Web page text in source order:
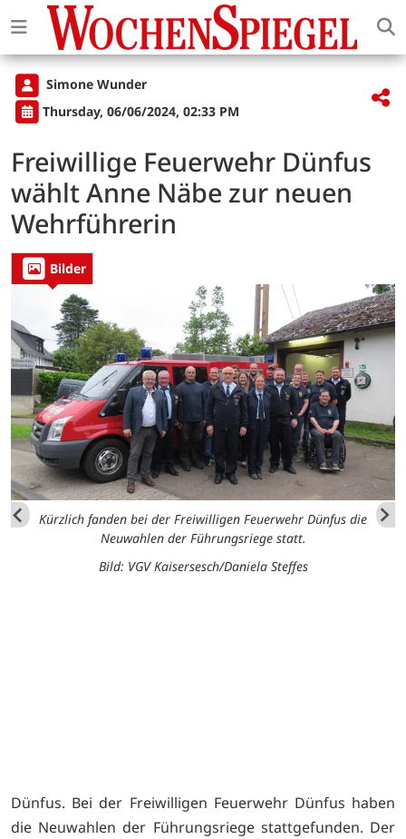
Simone Wunder
Thursday, 06/06/2024, 02:33 PM
Freiwillige Feuerwehr Dünfus
wählt Anne Näbe zur neuen
Wehrführerin
Bilder
Kürzlich fanden bei der Freiwilligen Feuerwehr Dünfus die
Neuwahlen der Führungsriege statt.
Bild: VGV Kaisersesch/Daniela Steffes
Dünfus. Bei der Freiwilligen Feuerwehr Dünfus haben
die Neuwahlen der Führungsriege stattgefunden. Der